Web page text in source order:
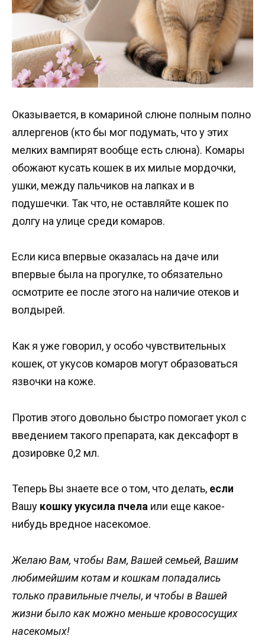
Оказывается, в комариной слюне полным полно
аллергенов (кто бы мог подумать, что у этих
мелких вампирят вообще есть слюна). Комары
обожают кусать кошек в их милые мордочки,
ушки, между пальчиков на лапках и в
подушечки. Так что, не оставляйте кошек по
долгу на улице среди комаров.
Если киса впервые оказалась на даче или
впервые была на прогулке, то обязательно
осмотрите ее после этого на наличие отеков и
волдырей.
Как я уже говорил, у особо чувствительных
кошек, от укусов комаров могут образоваться
язвочки на коже.
Против этого довольно быстро помогает укол с
введением такого препарата, как дексафорт в
дозировке 0,2 мл.
Теперь Вы знаете все о том, что делать, если
Вашу кошку укусила пчела или еще какое-
нибудь вредное насекомое.
Желаю Вам, чтобы Вам, Вашей семьей, Вашим
любимейшим котам и кошкам попадались
только правильные пчелы, и чтобы в Вашей
жизни было как можно меньше кровососущих
насекомых!